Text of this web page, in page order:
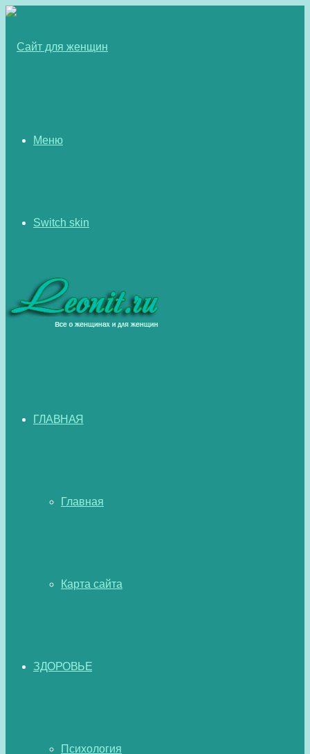
Меню
Switch skin
ГЛАВНАЯ
Главная
Карта сайта
ЗДОРОВЬЕ
Психология